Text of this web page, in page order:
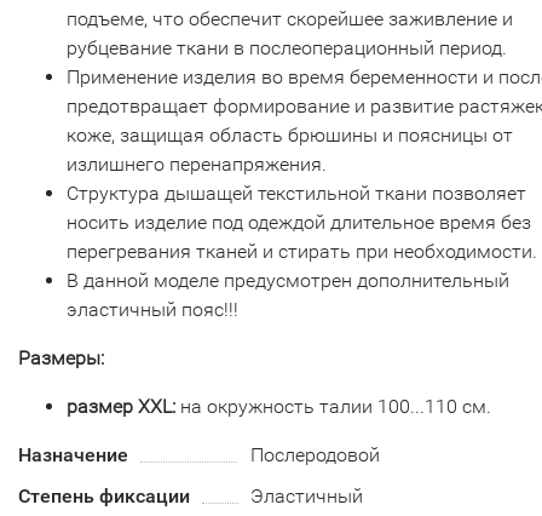
подъеме, что обеспечит скорейшее заживление и
рубцевание ткани в послеоперационный период.
Применение изделия во время беременности и
предотвращает формирование и развитие
коже, защищая область брюшины и поясницы от
излишнего перенапряжения.
Структура дышащей текстильной ткани позволяет
носить изделие под одеждой длительное время без
перегревания тканей и стирать при необходимости.
В данной моделе предусмотрен дополнительный
эластичный пояс!!!
Размеры:
размер XXL: на окружность талии 100...110 см.
Назначение
Послеродовой
Степень фиксации
Эластичный